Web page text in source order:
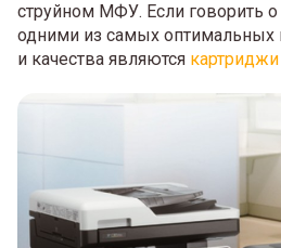
струйном МФУ. Если говорить о
одними из самых
и качества являются